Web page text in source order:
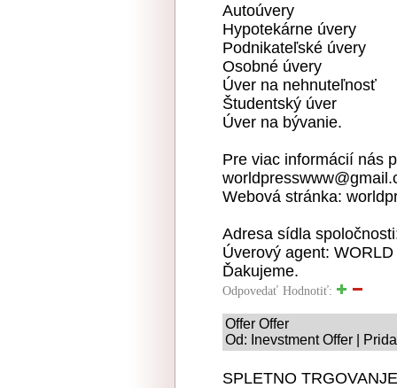
Autoúvery
Hypotekárne úvery
Podnikateľské úvery
Osobné úvery
Úver na nehnuteľnosť
Študentský úver
Úver na bývanie.
Pre viac informácií nás
Webová stránka:
Adresa sídla
Úverový agent:
Ďakujeme.
Odpovedať Hodnotiť:
Offer Offer
Od: Inevstment Offer |
SPLETNO